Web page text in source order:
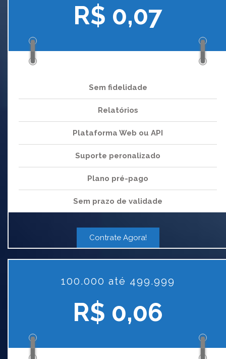
R$ 0,07
Sem fidelidade
Relatórios
Plataforma Web ou API
Suporte peronalizado
Plano pré-pago
Sem prazo de validade
Contrate Agora!
100.000 até 499.999
R$ 0,06